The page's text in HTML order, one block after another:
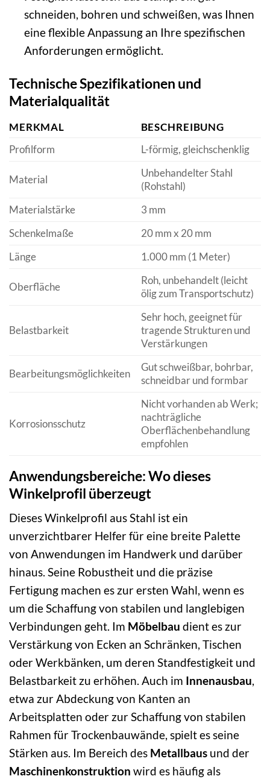
schneiden, bohren und schweißen, was Ihnen
eine flexible Anpassung an Ihre spezifischen
Anforderungen ermöglicht.
Technische Spezifikationen und
Materialqualität
MERKMAL
BESCHREIBUNG
Profilform
L-förmig, gleichschenklig
Material
Unbehandelter Stahl
(Rohstahl)
Materialstärke
3 mm
Schenkelmaße
20 mm x 20 mm
Länge
1.000 mm (1 Meter)
Oberfläche
Roh, unbehandelt (leicht
ölig zum Transportschutz)
Belastbarkeit
Sehr hoch, geeignet für
tragende Strukturen und
Verstärkungen
Bearbeitungsmöglichkeiten
Gut schweißbar, bohrbar,
schneidbar und formbar
Korrosionsschutz
Nicht vorhanden ab Werk;
nachträgliche
Oberflächenbehandlung
empfohlen
Anwendungsbereiche: Wo dieses
Winkelprofil überzeugt
Dieses Winkelprofil aus Stahl ist ein
unverzichtbarer Helfer für eine breite Palette
von Anwendungen im Handwerk und darüber
hinaus. Seine Robustheit und die präzise
Fertigung machen es zur ersten Wahl, wenn es
um die Schaffung von stabilen und langlebigen
Verbindungen geht. Im Möbelbau dient es zur
Verstärkung von Ecken an Schränken, Tischen
oder Werkbänken, um deren Standfestigkeit und
Belastbarkeit zu erhöhen. Auch im Innenausbau,
etwa zur Abdeckung von Kanten an
Arbeitsplatten oder zur Schaffung von stabilen
Rahmen für Trockenbauwände, spielt es seine
Stärken aus. Im Bereich des Metallbaus und der
Maschinenkonstruktion wird es häufig als